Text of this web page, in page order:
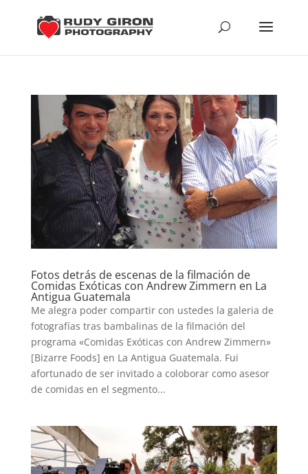
Fotos detrás de escenas de la filmación de
Comidas Exóticas con Andrew Zimmern en La
Antigua Guatemala
Me alegra poder compartir con ustedes la galeria de
fotografías tras bambalinas de la filmación del
programa «Comidas Exóticas con Andrew Zimmern»
[Bizarre Foods] en La Antigua Guatemala. Fui
afortunado de ser invitado a coloborar como asesor
de comidas en el segmento...